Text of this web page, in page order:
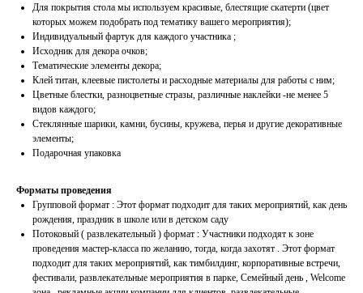
Для покрытия стола мы используем красивые, блестящие скатерти (цвет
которых можем подобрать под тематику вашего мероприятия);
Индивидуальный фартук для каждого участника ;
Исходник для декора очков;
Тематические элементы декора;
Клей титан, клеевые пистолеты и расходные материалы для работы с ним;
Цветные блестки, разноцветные стразы, различные наклейки -не менее 5
видов каждого;
Стеклянные шарики, камни, бусины, кружева, перья и другие декоративные
элементы;
Подарочная упаковка
Форматы проведения
Групповой формат : Этот формат подходит для таких мероприятий, как день
рождения, праздник в школе или в детском саду
Потоковый ( развлекательный ) формат : Участники подходят к зоне
проведения мастер-класса по желанию, тогда, когда захотят . Этот формат
подходит для таких мероприятий, как тимбилдинг, корпоративные встречи,
фестивали, развлекательные мероприятия в парке, Семейный день , Welcome